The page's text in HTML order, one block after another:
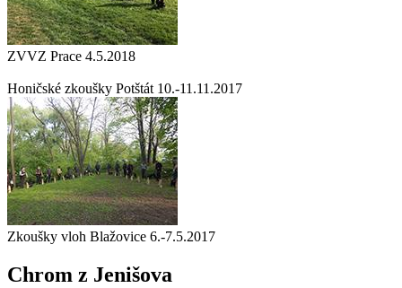
ZVVZ Prace 4.5.2018
Honičské zkoušky Potštát 10.-11.11.2017
Zkoušky vloh Blažovice 6.-7.5.2017
Chrom z Jenišova